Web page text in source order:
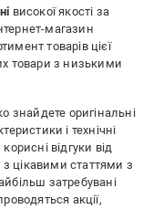
високої якості за
магазин
товарів цієї
товари з низькими
знайдете оригінальні
і технічні
відгуки від
цікавими статтями з
затребувані
акції,